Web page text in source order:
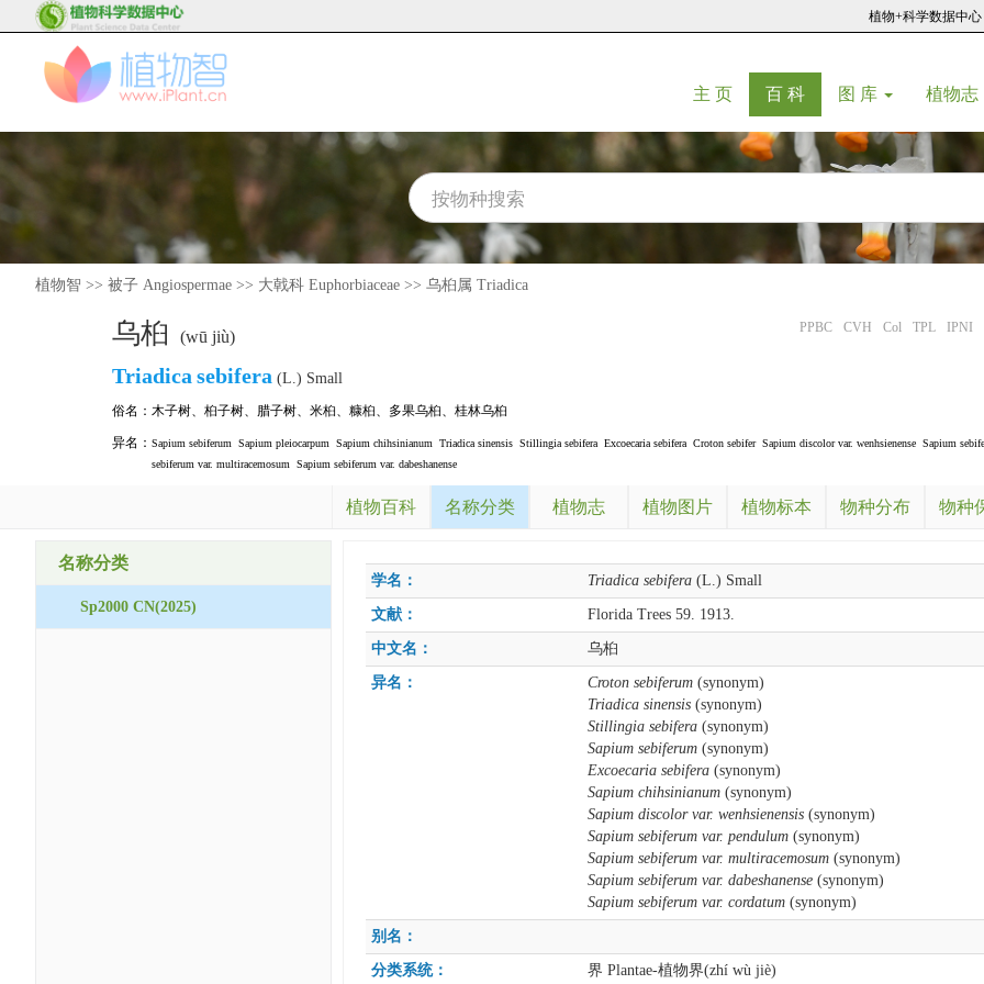
植物+科学数据中心
主 页(current)
百 科(current)
图 库 植物志
植物智 >> 被子 Angiospermae >> 大戟科 Euphorbiaceae >> 乌桕属 Triadica
乌桕 (wū jiù) PPBC CVH Col TPL IPNI
Triadica sebifera (L.) Small
俗名： 木子树、 桕子树、 腊子树、 米桕、 糠桕、 多果乌桕、 桂林乌桕
异名： Sapium sebiferum Sapium pleiocarpum Sapium chihsinianum Triadica sinensis Stillingia sebifera Excoecaria sebifera Croton sebifer Sapium discolor var. wenhsienense Sapium
sebiferum var. multiracemosum
Sapium sebiferum var. dabeshanense
植物百科 名称分类 植物志 植物图片 植物标本 物种分布 物种
名称分类
Sp2000 CN(2025)
学名： Triadica sebifera (L.) Small
文献： Florida Trees 59. 1913.
中文名： 乌桕
异名： Croton sebiferum (synonym)
Triadica sinensis (synonym)
Stillingia sebifera (synonym)
Sapium sebiferum (synonym)
Excoecaria sebifera (synonym)
Sapium chihsinianum (synonym)
Sapium discolor var. wenhsienensis (synonym)
Sapium sebiferum var. pendulum (synonym)
Sapium sebiferum var. multiracemosum (synonym)
Sapium sebiferum var. dabeshanense (synonym)
Sapium sebiferum var. cordatum (synonym)
别名：
分类系统： 界 Plantae-植物界(zhí wù jiè)